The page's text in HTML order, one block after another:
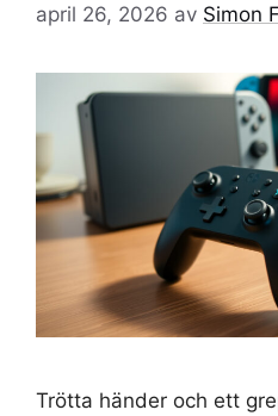
april 26, 2026 av Simon
Trötta händer och ett